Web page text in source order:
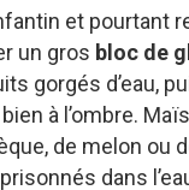
et pourtant
un gros bloc de
gorgés d’eau,
à l’ombre.
de melon ou
dans